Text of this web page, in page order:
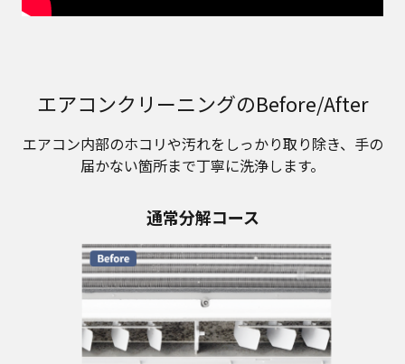
エアコンクリーニングのBefore/After
エアコン内部のホコリや汚れをしっかり取り除き、手の
届かない箇所まで丁寧に洗浄します。
通常分解コース